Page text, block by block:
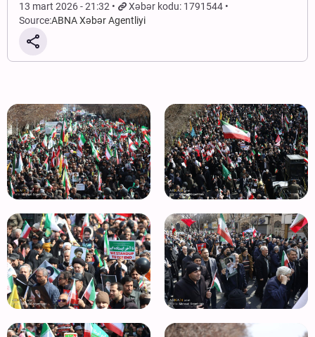
13 mart 2026 - 21:32
Xəbər kodu: 1791544
Source:ABNA Xəbər Agentliyi